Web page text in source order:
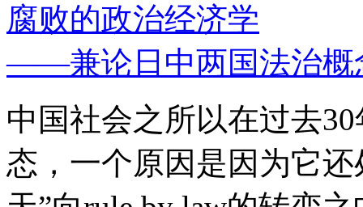
腐败的政治经济学
——兼论日中两国法治概
中国社会之所以在过去
态，一个原因是因为它